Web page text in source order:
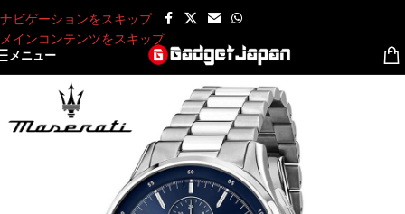
ナビゲーションをスキップ
メインコンテンツをスキップ
メニュー